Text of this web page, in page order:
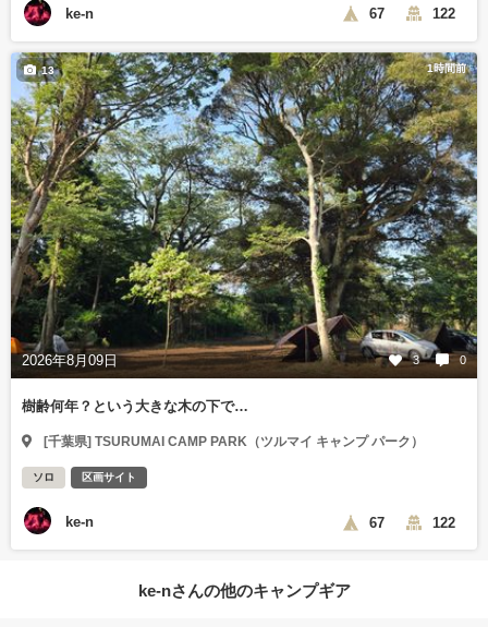
ke-n 67 122
1時間前
2026年8月09日 3 0
13
樹齢何年？という大きな木の下で…
[千葉県] TSURUMAI CAMP PARK（ツルマイ キャンプ パーク）
ソロ 区画サイト
ke-n 67 122
ke-nさんの他のキャンプギア